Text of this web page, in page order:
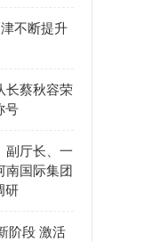
不断提升
长蔡秋容荣
号
副厅长、一
南国际集团
研
阶段 激活